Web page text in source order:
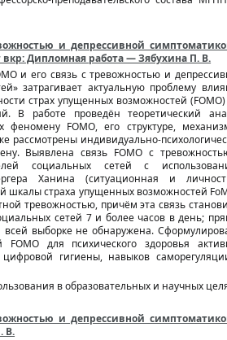
и депрессивной
Дипломная работа — Зябухина П. В.
и его связь с тревожностью и
затрагивает актуальную проблему
страх упущенных возможностей (FOMO)
В работе проведён теоретический
FOMO, его структуре,
рассмотрены индивидуально-
Выявлена связь FOMO с
социальных сетей с
Ханина (ситуационная и
шкалы страха упущенных возможностей
тревожностью, причём эта связь
сетей 7 и более часов в день;
всей выборке не обнаружена.
для психического здоровья
гигиены, навыков
в образовательных и научных
и депрессивной
В.